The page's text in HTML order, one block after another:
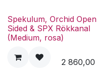
Spekulum, Orchid Open
Sided & SPX Rökkanal
(Medium, rosa)
2 860,00